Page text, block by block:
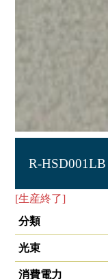
R-HSD001LB
[生産終了]
分類
光束
消費電力